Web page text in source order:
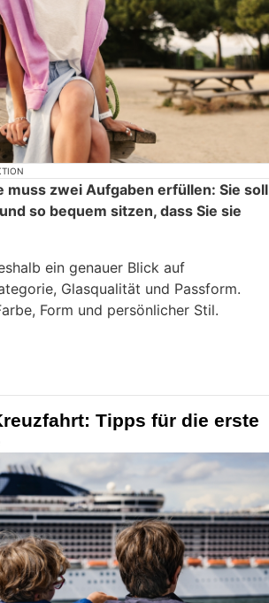
muss zwei Aufgaben erfüllen: Sie soll
so bequem sitzen, dass Sie sie
ein genauer Blick auf
Glasqualität und Passform.
Form und persönlicher Stil.
Tipps für die erste